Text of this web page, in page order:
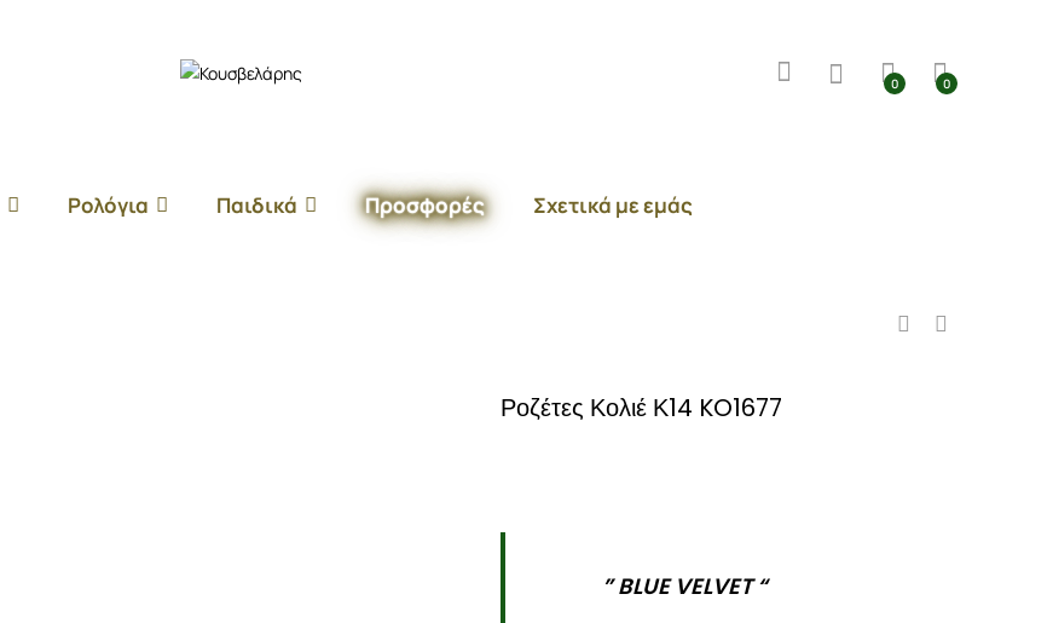
0 0
Ρολόγια Παιδικά Προσφορές Σχετικά με εμάς
Ροζέτες Κολιέ Κ14 KO1677
” BLUE VELVET “